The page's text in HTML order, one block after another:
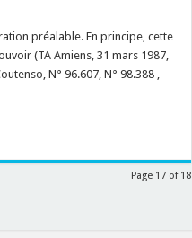
préalable. En principe, cette
(TA Amiens, 31 mars 1987,
N° 96.607, N° 98.388 ,
Page 17 of 18